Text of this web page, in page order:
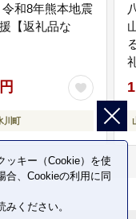
令和8年熊本地震
【返礼品な
川町
ッキー（Cookie）を使
合、Cookieの利用に同
みください。